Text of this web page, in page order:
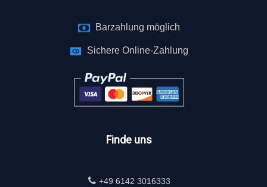
Barzahlung möglich
Sichere Online-Zahlung
Finde uns
+49 6142 3016333